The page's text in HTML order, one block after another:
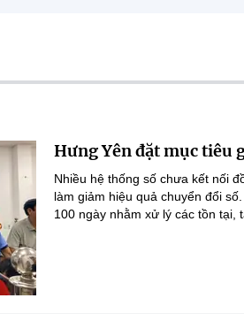
Hưng Yên đặt mục tiêu
Nhiều hệ thống số chưa kết nối
làm giảm hiệu quả chuyển đổi
100 ngày nhằm xử lý các tồn tại,